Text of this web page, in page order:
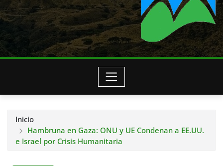
Inicio
Hambruna en Gaza: ONU y UE Condenan a EE.UU.
e Israel por Crisis Humanitaria